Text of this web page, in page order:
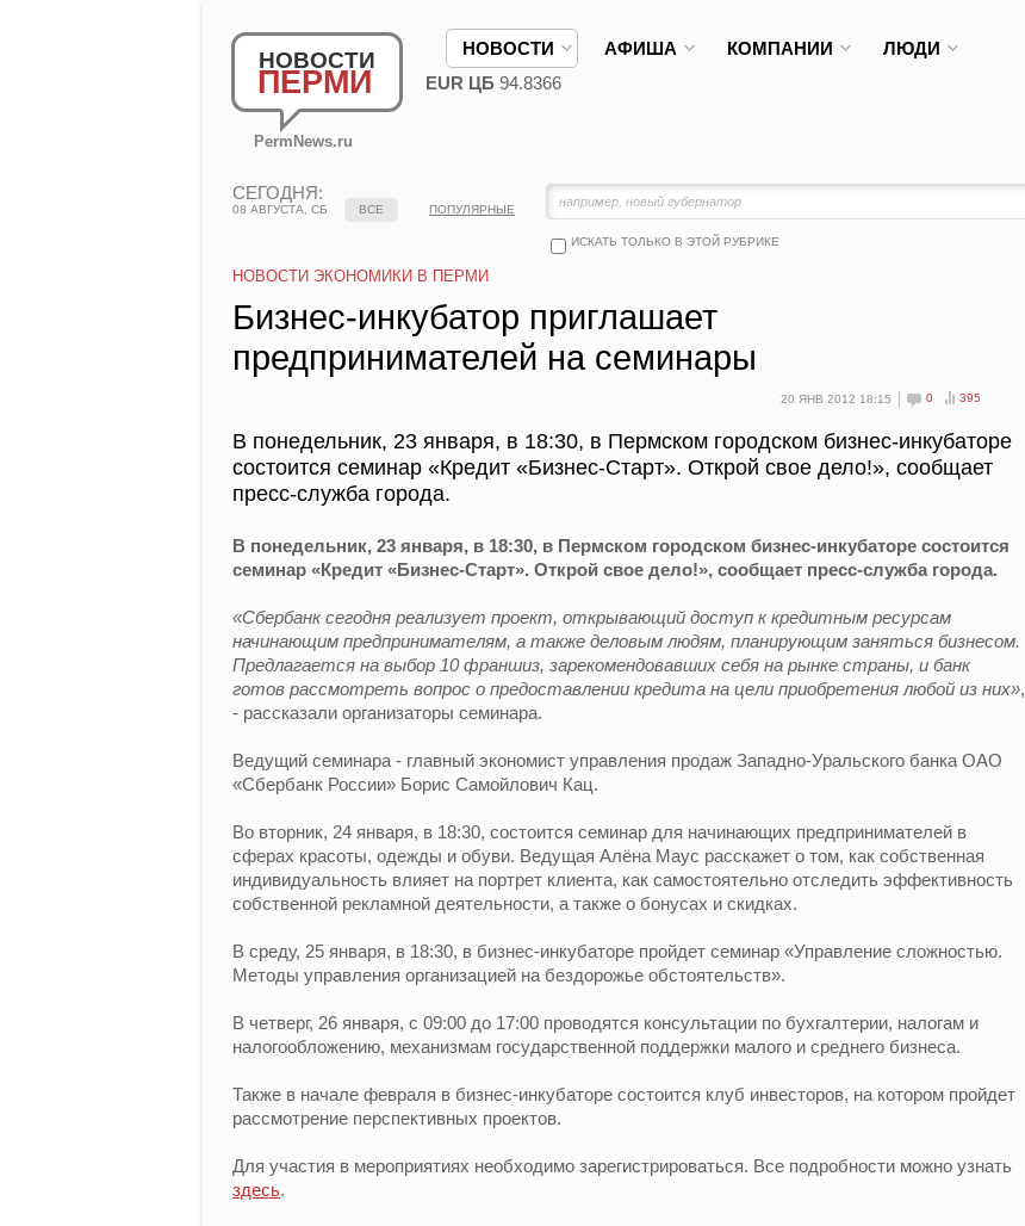
НОВОСТИ
ПЕРМИ
PermNews.ru
НОВОСТИ АФИША КОМПАНИИ ЛЮДИ
EUR ЦБ 94.8366
СЕГОДНЯ:
08 АВГУСТА, СБ
ИСКАТЬ ТОЛЬКО В ЭТОЙ РУБРИКЕ
ВСЕ ПОПУЛЯРНЫЕ
НОВОСТИ ЭКОНОМИКИ В ПЕРМИ
Бизнес-инкубатор приглашает
предпринимателей на семинары
20 ЯНВ 2012 18:15 0 395
В понедельник, 23 января, в 18:30, в Пермском городском бизнес-инкубаторе
состоится семинар «Кредит «Бизнес-Старт». Открой свое дело!», сообщает
пресс-служба города.
В понедельник, 23 января, в 18:30, в Пермском городском бизнес-инкубаторе состоится
семинар «Кредит «Бизнес-Старт». Открой свое дело!», сообщает пресс-служба города.
«Сбербанк сегодня реализует проект, открывающий доступ к кредитным ресурсам
начинающим предпринимателям, а также деловым людям, планирующим заняться бизнесом.
Предлагается на выбор 10 франшиз, зарекомендовавших себя на рынке страны, и банк
готов рассмотреть вопрос о предоставлении кредита на цели приобретения любой из них»,
- рассказали организаторы семинара.
Ведущий семинара - главный экономист управления продаж Западно-Уральского банка ОАО
«Сбербанк России» Борис Самойлович Кац.
Во вторник, 24 января, в 18:30, состоится семинар для начинающих предпринимателей в
сферах красоты, одежды и обуви. Ведущая Алёна Маус расскажет о том, как собственная
индивидуальность влияет на портрет клиента, как самостоятельно отследить эффективность
собственной рекламной деятельности, а также о бонусах и скидках.
В среду, 25 января, в 18:30, в бизнес-инкубаторе пройдет семинар «Управление сложностью.
Методы управления организацией на бездорожье обстоятельств».
В четверг, 26 января, с 09:00 до 17:00 проводятся консультации по бухгалтерии, налогам и
налогообложению, механизмам государственной поддержки малого и среднего бизнеса.
Также в начале февраля в бизнес-инкубаторе состоится клуб инвесторов, на котором пройдет
рассмотрение перспективных проектов.
Для участия в мероприятиях необходимо зарегистрироваться. Все подробности можно узнать
здесь.